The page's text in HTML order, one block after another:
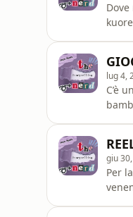
Un to
lug 4,
C’è
giu
Per